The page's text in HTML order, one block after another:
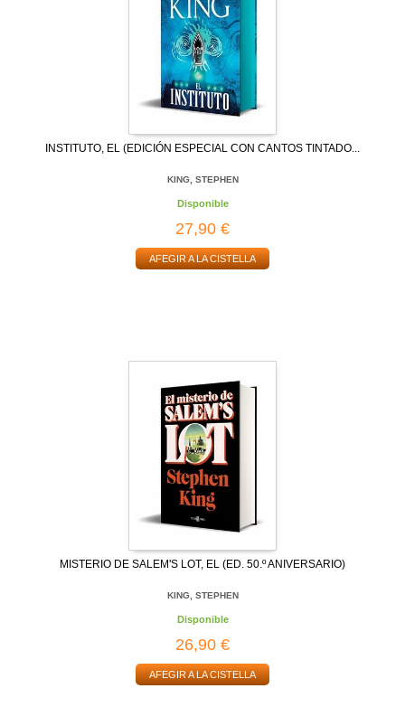
INSTITUTO, EL (EDICIÓN ESPECIAL CON CANTOS TINTADO...
KING, STEPHEN
Disponible
27,90 €
AFEGIR A LA CISTELLA
MISTERIO DE SALEM'S LOT, EL (ED. 50.º ANIVERSARIO)
KING, STEPHEN
Disponible
26,90 €
AFEGIR A LA CISTELLA